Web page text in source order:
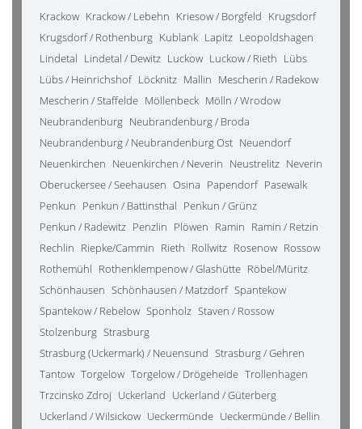
Krackow Krackow / Lebehn Kriesow / Borgfeld Krugsdorf
Krugsdorf / Rothenburg Kublank Lapitz Leopoldshagen
Lindetal Lindetal / Dewitz Luckow Luckow / Rieth Lübs
Lübs / Heinrichshof Löcknitz Mallin Mescherin / Radekow
Mescherin / Staffelde Möllenbeck Mölln / Wrodow
Neubrandenburg Neubrandenburg / Broda
Neubrandenburg / Neubrandenburg Ost Neuendorf
Neuenkirchen Neuenkirchen / Neverin Neustrelitz Neverin
Oberuckersee / Seehausen Osina Papendorf Pasewalk
Penkun Penkun / Battinsthal Penkun / Grünz
Penkun / Radewitz Penzlin Plöwen Ramin Ramin / Retzin
Rechlin Riepke/Cammin Rieth Rollwitz Rosenow Rossow
Rothemühl Rothenklempenow / Glashütte Röbel/Müritz
Schönhausen Schönhausen / Matzdorf Spantekow
Spantekow / Rebelow Sponholz Staven / Rossow
Stolzenburg Strasburg
Strasburg (Uckermark) / Neuensund Strasburg / Gehren
Tantow Torgelow Torgelow / Drögeheide Trollenhagen
Trzcinsko Zdroj Uckerland Uckerland / Güterberg
Uckerland / Wilsickow Ueckermünde Ueckermünde / Bellin